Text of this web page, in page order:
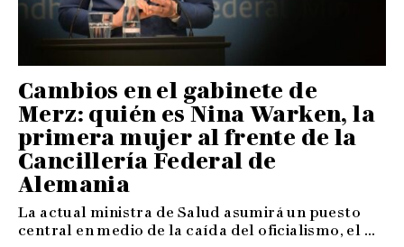
Cambios en el gabinete de
Merz: quién es Nina Warken, la
primera mujer al frente de la
Cancillería Federal de
Alemania
La actual ministra de Salud asumirá un puesto
central en medio de la caída del oficialismo, el ...